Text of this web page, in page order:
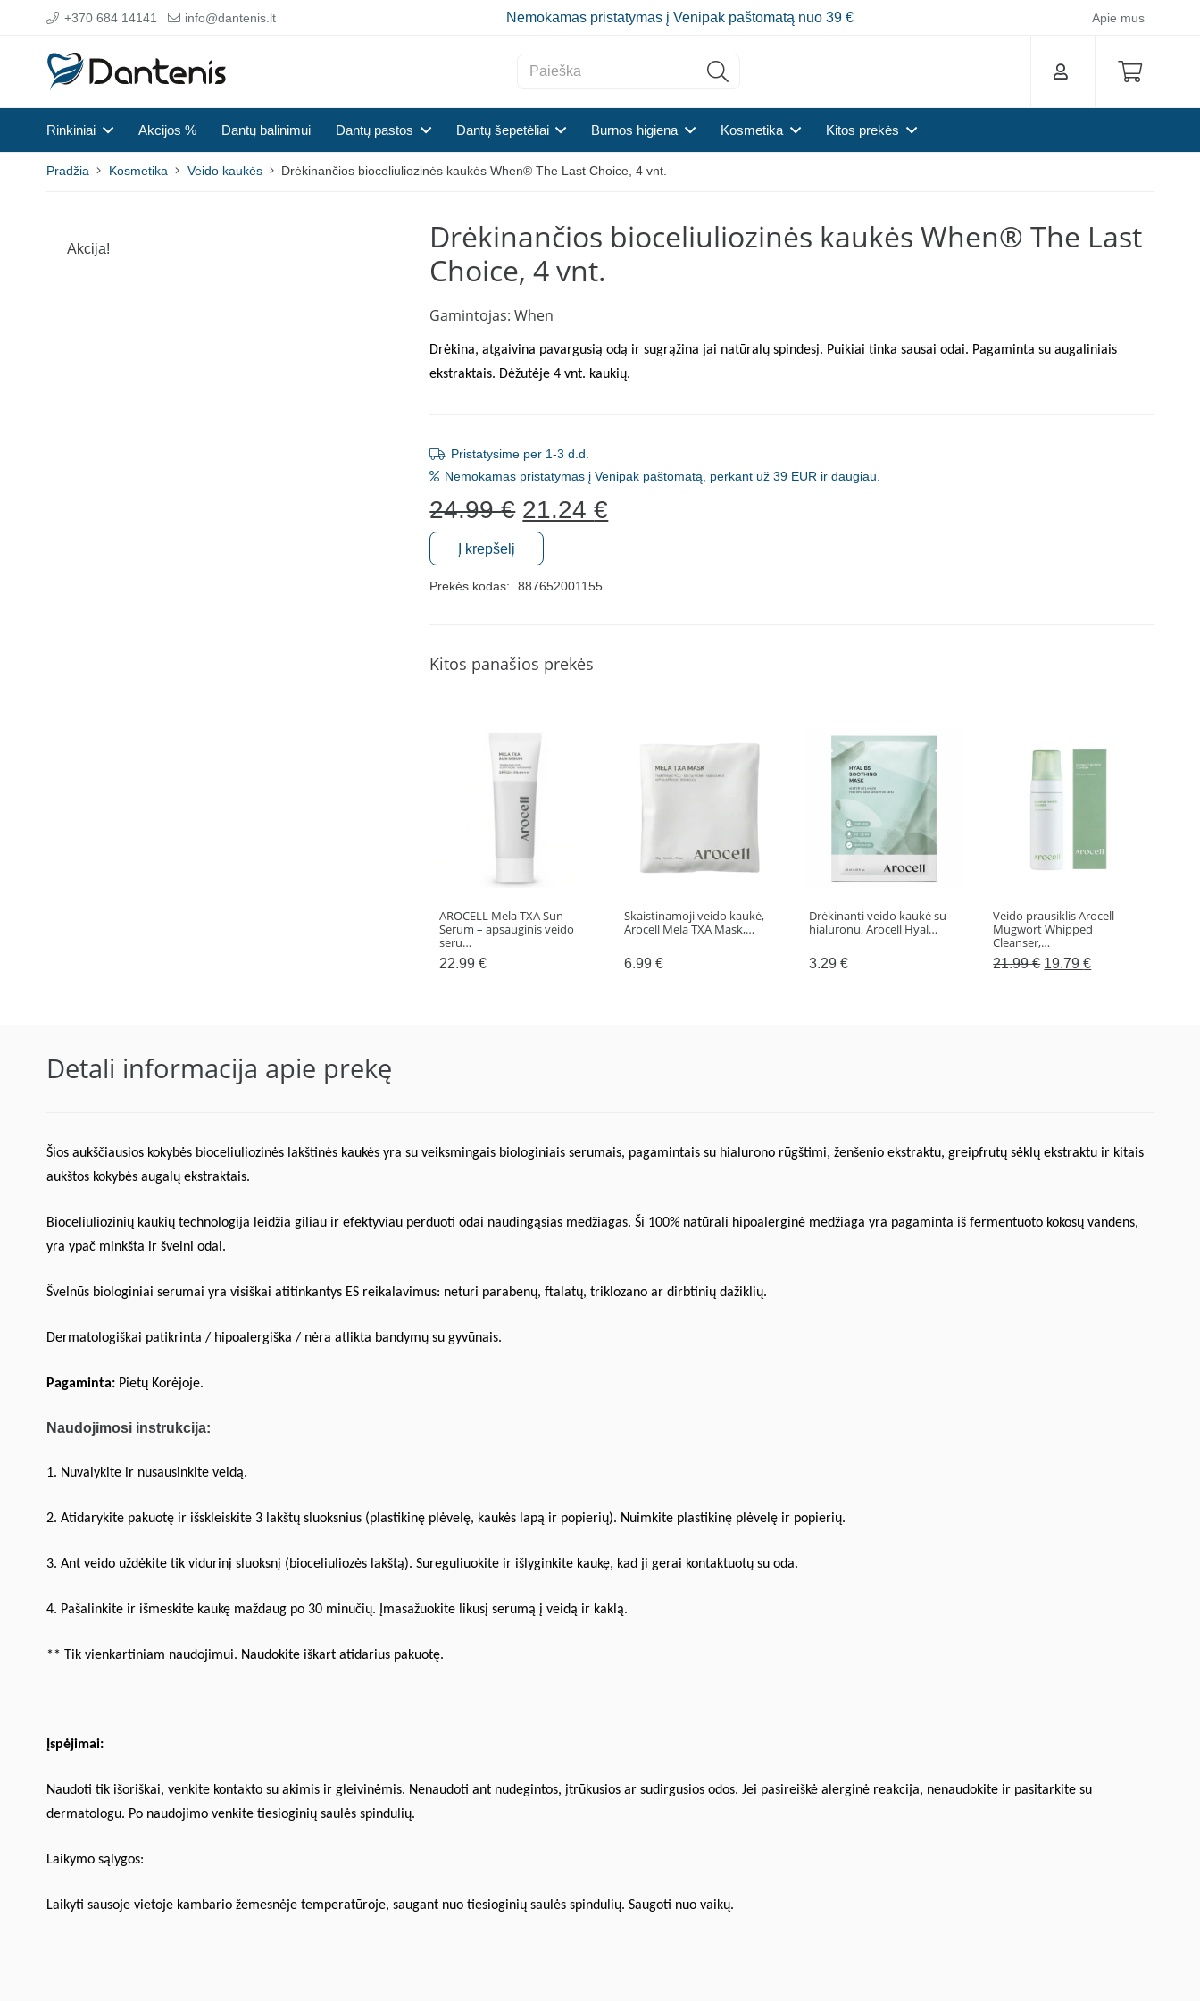
+370 684 14141 info@dantenis.lt Nemokamas pristatymas į Venipak paštomatą nuo 39 € Apie mus
Rinkiniai Akcijos % Dantų balinimui Dantų pastos Dantų šepetėliai Burnos higiena Kosmetika Kitos prekės
Pradžia Kosmetika Veido kaukės Drėkinančios bioceliuliozinės kaukės When® The Last Choice, 4 vnt.
Akcija!
Drėkinančios bioceliuliozinės kaukės When® The Last
Choice, 4 vnt.
Gamintojas:When
Drėkina, atgaivina pavargusią odą ir sugrąžina jai natūralų spindesį. Puikiai tinka sausai odai. Pagaminta su augaliniais
ekstraktais. Dėžutėje 4 vnt. kaukių.
Pristatysime per 1-3 d.d.
Nemokamas pristatymas į Venipak paštomatą, perkant už 39 EUR ir daugiau.
24.99€ Original
price
was:
24.99 €.
21.24€
price
produkto
kiekis:
When®
Į krepšelį
Prekės kodas: 887652001155
Kitos panašios prekės
AROCELL Mela TXA Sun
Serum – apsauginis veido
seru…
22.99€
Skaistinamoji veido kaukė,
Arocell Mela TXA Mask,…
6.99 €
Drėkinanti veido kaukė su
hialuronu, Arocell Hyal…
3.29 €
Veido prausiklis Arocell
Mugwort Whipped
Cleanser,…
21.99€ Original
19.79€Current
Detali informacija apie prekę
Šios aukščiausios kokybės bioceliuliozinės lakštinės kaukės yra su veiksmingais biologiniais serumais, pagamintais su hialurono rūgštimi, ženšenio ekstraktu, greipfrutų sėklų ekstraktu ir kitais
aukštos kokybės augalų ekstraktais.
Bioceliuliozinių kaukių technologija leidžia giliau ir efektyviau perduoti odai naudingąsias medžiagas. Ši 100% natūrali hipoalerginė medžiaga yra pagaminta iš fermentuoto kokosų vandens,
yra ypač minkšta ir švelni odai.
Švelnūs biologiniai serumai yra visiškai atitinkantys ES reikalavimus: neturi parabenų, ftalatų, triklozano ar dirbtinių dažiklių.
Dermatologiškai patikrinta / hipoalergiška / nėra atlikta bandymų su gyvūnais.
Pagaminta: Pietų Korėjoje.
Naudojimosi instrukcija:
1. Nuvalykite ir nusausinkite veidą.
2. Atidarykite pakuotę ir išskleiskite 3 lakštų sluoksnius (plastikinę plėvelę, kaukės lapą ir popierių). Nuimkite plastikinę plėvelę ir popierių.
3. Ant veido uždėkite tik vidurinį sluoksnį (bioceliuliozės lakštą). Sureguliuokite ir išlyginkite kaukę, kad ji gerai kontaktuotų su oda.
4. Pašalinkite ir išmeskite kaukę maždaug po 30 minučių. Įmasažuokite likusį serumą į veidą ir kaklą.
** Tik vienkartiniam naudojimui. Naudokite iškart atidarius pakuotę.
Įspėjimai:
Naudoti tik išoriškai, venkite kontakto su akimis ir gleivinėmis. Nenaudoti ant nudegintos, įtrūkusios ar sudirgusios odos. Jei pasireiškė alerginė reakcija, nenaudokite ir pasitarkite su
dermatologu. Po naudojimo venkite tiesioginių saulės spindulių.
Laikymo sąlygos:
Laikyti sausoje vietoje kambario žemesnėje temperatūroje, saugant nuo tiesioginių saulės spindulių. Saugoti nuo vaikų.